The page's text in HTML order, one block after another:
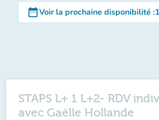
date_rangeVoir la prochaine disponibilité :
STAPS L+ 1 L+2- RDV
avec Gaëlle Hollande